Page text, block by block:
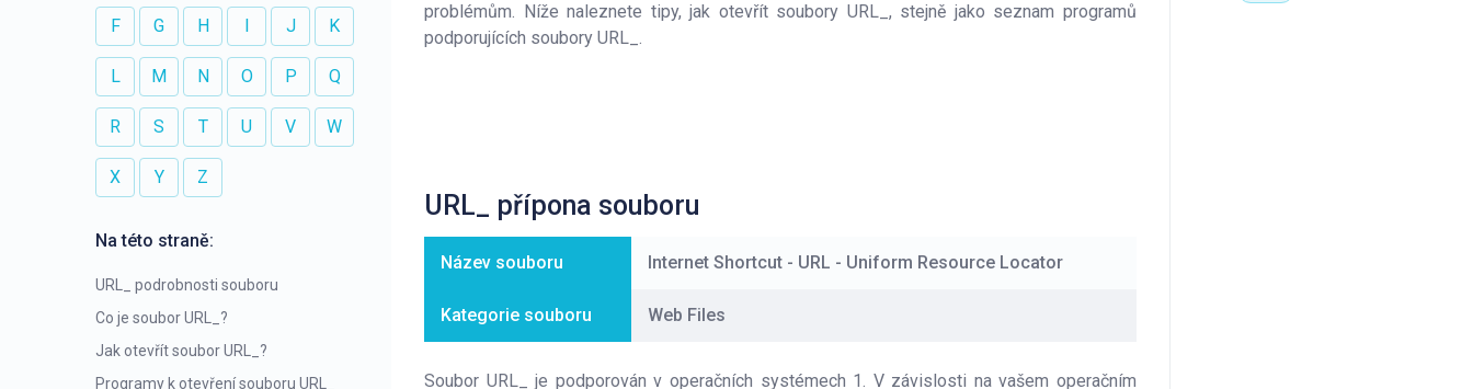
F G H I J K
L M N O P Q
R S T U V W
X Y Z
Na této straně:
URL_ podrobnosti souboru
Co je soubor URL_?
Jak otevřít soubor URL_?
Programy k otevření souboru URL_
problémům. Níže naleznete tipy, jak otevřít soubory URL_, stejně jako seznam programů
podporujících soubory URL_.
URL_ přípona souboru
Název souboru Internet Shortcut - URL - Uniform Resource Locator
Kategorie souboru Web Files
Soubor URL_ je podporován v operačních systémech 1. V závislosti na vašem operačním